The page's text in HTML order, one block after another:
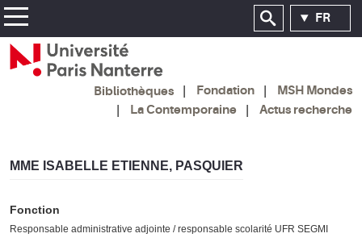
FR
Bibliothèques Fondation
MSH Mondes
La Contemporaine
Actus recherche
MME ISABELLE ETIENNE, PASQUIER
Fonction
Responsable administrative adjointe / responsable scolarité UFR SEGMI